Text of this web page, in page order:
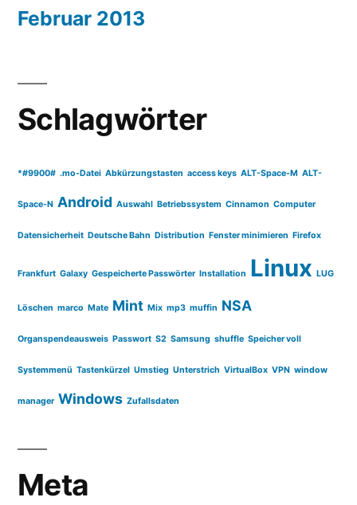
Februar 2013
Schlagwörter
*#9900# .mo-Datei Abkürzungstasten access keys ALT-Space-M ALT-
Space-N Android Auswahl Betriebssystem Cinnamon Computer
Datensicherheit Deutsche Bahn Distribution Fenster minimieren Firefox
Frankfurt Galaxy Gespeicherte Passwörter Installation Linux LUG
Löschen marco Mate Mint Mix mp3 muffin NSA
Organspendeausweis Passwort S2 Samsung shuffle Speicher voll
Systemmenü Tastenkürzel Umstieg Unterstrich VirtualBox VPN window
manager Windows Zufallsdaten
Meta